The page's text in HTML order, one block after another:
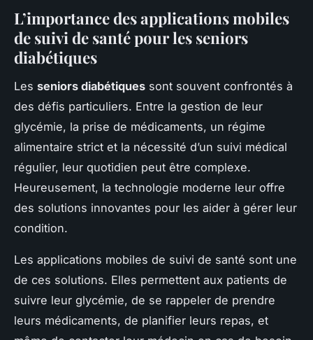
L’importance des applications mobiles
de suivi de santé pour les seniors
diabétiques
Les seniors diabétiques sont souvent confrontés à
des défis particuliers. Entre la gestion de leur
glycémie, la prise de médicaments, un régime
alimentaire strict et la nécessité d’un suivi médical
régulier, leur quotidien peut être complexe.
Heureusement, la technologie moderne leur offre
des solutions innovantes pour les aider à gérer leur
condition.
Les applications mobiles de suivi de santé sont une
de ces solutions. Elles permettent aux patients de
suivre leur glycémie, de se rappeler de prendre
leurs médicaments, de planifier leurs repas, et